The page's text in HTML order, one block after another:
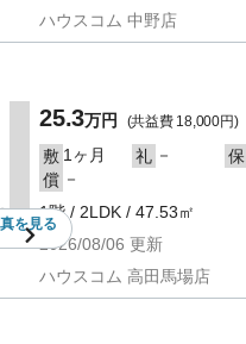
ハウスコム 中野店
を見る
25.3万円 (共益費 18,000円)
敷 1ヶ月 礼 － 保
償 －
1階 / 2LDK / 47.53㎡
2026/08/06 更新
ハウスコム 高田馬場店